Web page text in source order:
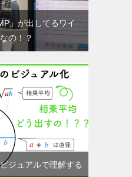
」が出してるワイ
の！？
ジュアルで理解する